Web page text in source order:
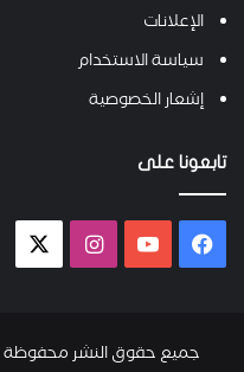
الإعلانات
سياسة الاستخدام
إشعار الخصوصية
تابعونا على
فيسبوك يوتيوب انستقرام